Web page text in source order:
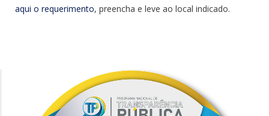
aqui o requerimento, preencha e leve ao local indicado.